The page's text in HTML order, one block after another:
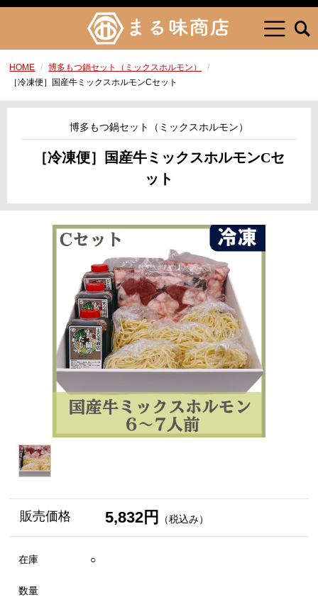
HOME
博多もつ鍋セット（ミックスホルモン）
［冷凍便］国産牛ミックスホルモンCセット
博多もつ鍋セット（ミックスホルモン）
［冷凍便］国産牛ミックスホルモンCセ
ット
販売価格 5,832円 （税込み）
在庫 ○
数量